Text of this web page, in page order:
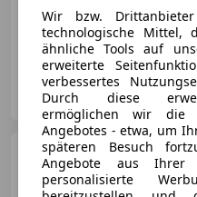
04/2021 83 263 km
Porsche Wiener Neustadt
AT-2700 Wiener Neustadt
Wir bzw.
technologische Mittel,
ähnliche Tools auf
erweiterte
verbessertes
Durch diese
ermöglichen wir die
Angebotes - etwa, um
späteren Besuch
Angebote aus Ihrer
personalisierte